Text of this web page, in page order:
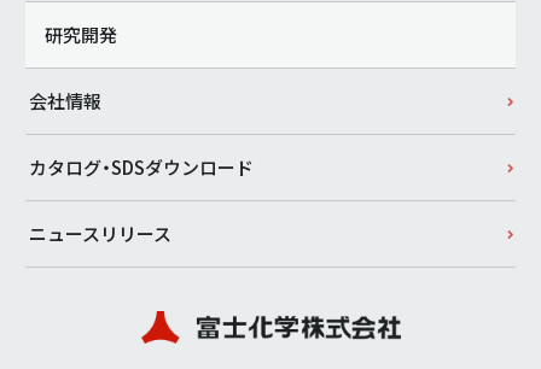
研究開発
会社情報
カタログ・SDSダウンロード
ニュースリリース